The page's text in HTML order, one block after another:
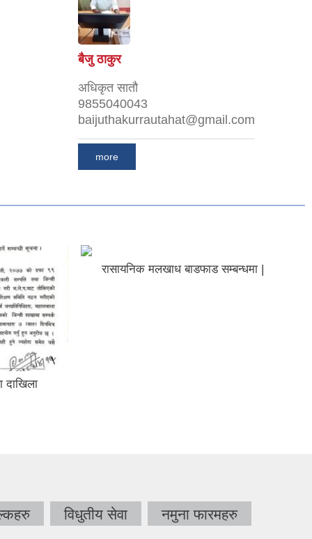
बैजु ठाकुर
अधिकृत सातौ
9855040043
baijuthakurrautahat@gmail.com
more
दाखिला
रासायनिक मलखाध बाडफाड सम्बन्धमा |
विधुतीय सेवा नमुना फारमहरु